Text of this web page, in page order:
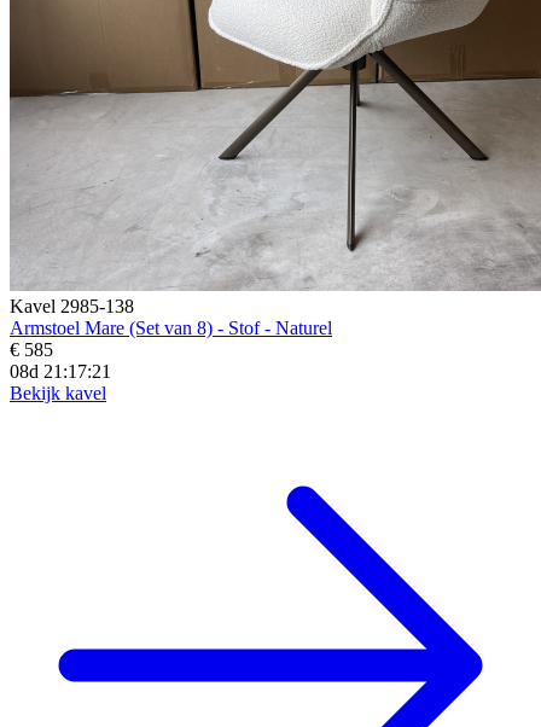
Kavel 2985-138
Armstoel Mare (Set van 8) - Stof - Naturel
€ 585
08d 21:17:19
Bekijk kavel